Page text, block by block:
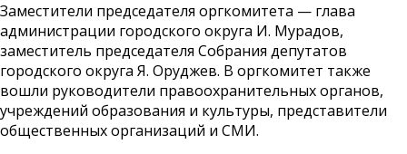
Заместители председателя оргкомитета — глава
администрации городского округа И. Мурадов,
заместитель председателя Собрания депутатов
городского округа Я. Оруджев. В оргкомитет также
вошли руководители правоохранительных органов,
учреждений образования и культуры, представители
общественных организаций и СМИ.